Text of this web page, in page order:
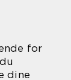
for
dine